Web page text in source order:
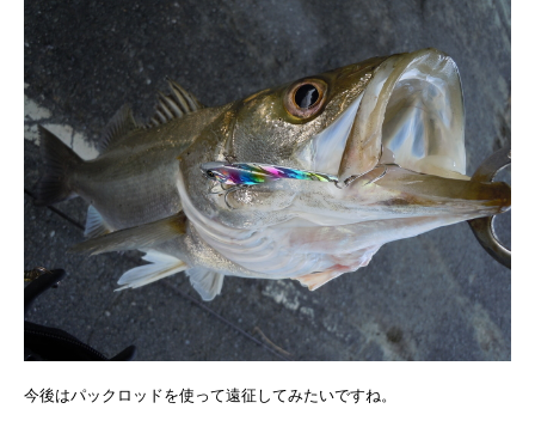
今後はパックロッドを使って遠征してみたいですね。